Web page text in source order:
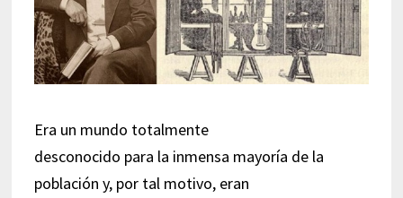
Era un mundo totalmente
desconocido para la inmensa mayoría de la
población y, por tal motivo, eran